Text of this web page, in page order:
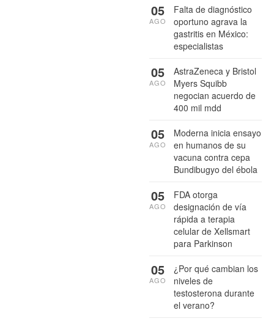
Falta de diagnóstico
oportuno agrava la
gastritis en México:
especialistas
05
AGO
AstraZeneca y Bristol
Myers Squibb
negocian acuerdo de
400 mil mdd
05
AGO
Moderna inicia ensayo
en humanos de su
vacuna contra cepa
Bundibugyo del ébola
05
AGO
FDA otorga
designación de vía
rápida a terapia
celular de Xellsmart
para Parkinson
05
AGO
¿Por qué cambian los
niveles de
testosterona durante
el verano?
05
AGO